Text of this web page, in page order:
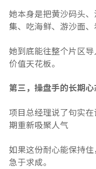
她本身是把黄沙码头
集、吃海鲜、游沙面、
她到底能往整个片区
价值天花板。
第三，操盘手的长期心
项目总经理说了句实
期重新吸聚人气
如果这份耐心能保持
急于求成。